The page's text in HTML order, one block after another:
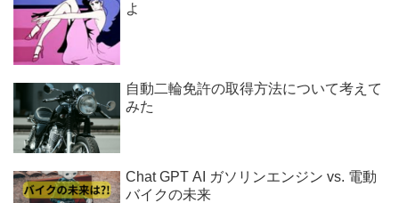
よ
自動二輪免許の取得方法について考えて
みた
Chat GPT AI ガソリンエンジン vs. 電動
バイクの未来